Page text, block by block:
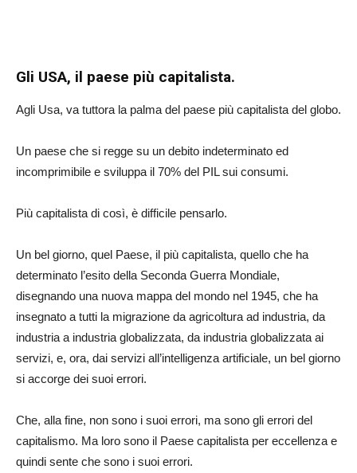
Gli USA, il paese più capitalista.
Agli Usa, va tuttora la palma del paese più capitalista del globo.
Un paese che si regge su un debito indeterminato ed
incomprimibile e sviluppa il 70% del PIL sui consumi.
Più capitalista di così, è difficile pensarlo.
Un bel giorno, quel Paese, il più capitalista, quello che ha
determinato l’esito della Seconda Guerra Mondiale,
disegnando una nuova mappa del mondo nel 1945, che ha
insegnato a tutti la migrazione da agricoltura ad industria, da
industria a industria globalizzata, da industria globalizzata ai
servizi, e, ora, dai servizi all’intelligenza artificiale, un bel giorno
si accorge dei suoi errori.
Che, alla fine, non sono i suoi errori, ma sono gli errori del
capitalismo. Ma loro sono il Paese capitalista per eccellenza e
quindi sente che sono i suoi errori.